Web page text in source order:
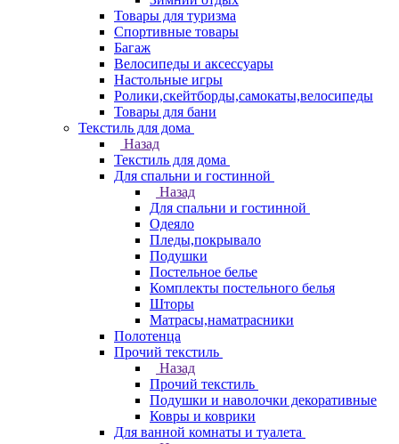
Товары для туризма
Спортивные товары
Багаж
Велосипеды и аксессуары
Настольные игры
Ролики,скейтборды,самокаты,велосипеды
Товары для бани
Текстиль для дома
Назад
Текстиль для дома
Для спальни и гостинной
Назад
Для спальни и гостинной
Одеяло
Пледы,покрывало
Подушки
Постельное белье
Комплекты постельного белья
Шторы
Матрасы,наматрасники
Полотенца
Прочий текстиль
Назад
Прочий текстиль
Подушки и наволочки декоративные
Ковры и коврики
Для ванной комнаты и туалета